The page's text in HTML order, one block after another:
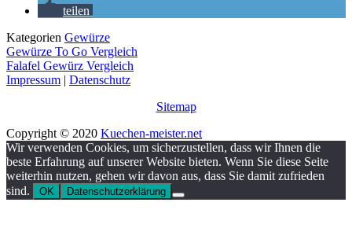
teilen
Kategorien Gewürze
Gewürze To Go Vergleich
Falafel Gewürz Vergleich
Impressum | Datenschutz
Sitemap
Copyright © 2020 Kuechen-meister.net
Wir verwenden Cookies, um sicherzustellen, dass wir Ihnen die
beste Erfahrung auf unserer Website bieten. Wenn Sie diese Seite
weiterhin nutzen, gehen wir davon aus, dass Sie damit zufrieden
sind.
OK Datenschutzerklärung